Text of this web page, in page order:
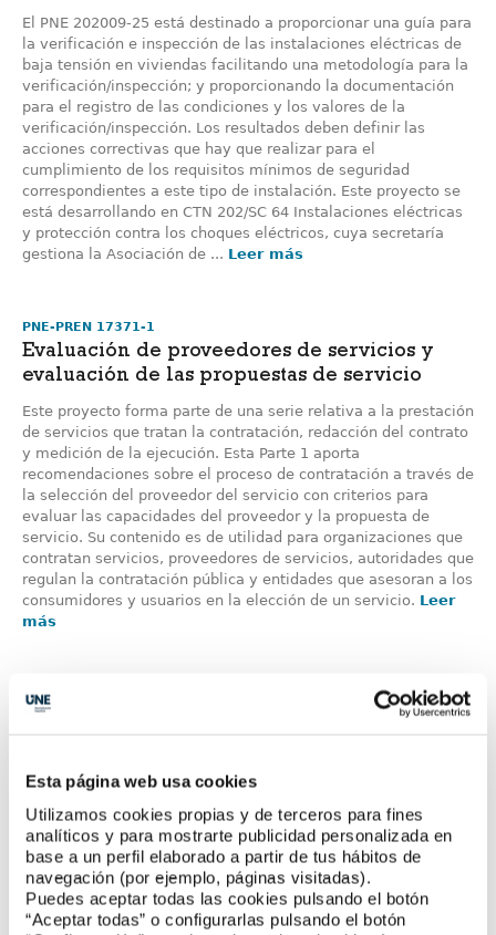
Esta página web usa cookies
Utilizamos cookies propias y de terceros para fines
analíticos y para mostrarte publicidad personalizada en
base a un perfil elaborado a partir de tus hábitos de
navegación (por ejemplo, páginas visitadas).
Puedes aceptar todas las cookies pulsando el botón
“Aceptar todas” o configurarlas pulsando el botón
El PNE 202009-25 está destinado a proporcionar una guía para
la verificación e inspección de las instalaciones eléctricas de
baja tensión en viviendas facilitando una metodología para la
verificación/inspección; y proporcionando la documentación
para el registro de las condiciones y los valores de la
verificación/inspección. Los resultados deben definir las
acciones correctivas que hay que realizar para el
cumplimiento de los requisitos mínimos de seguridad
correspondientes a este tipo de instalación. Este proyecto se
está desarrollando en CTN 202/SC 64 Instalaciones eléctricas
y protección contra los choques eléctricos, cuya secretaría
gestiona la Asociación de ... Leer más
PNE-PREN 17371-1
Evaluación de proveedores de servicios y
evaluación de las propuestas de servicio
Este proyecto forma parte de una serie relativa a la prestación
de servicios que tratan la contratación, redacción del contrato
y medición de la ejecución. Esta Parte 1 aporta
recomendaciones sobre el proceso de contratación a través de
la selección del proveedor del servicio con criterios para
evaluar las capacidades del proveedor y la propuesta de
servicio. Su contenido es de utilidad para organizaciones que
contratan servicios, proveedores de servicios, autoridades que
regulan la contratación pública y entidades que asesoran a los
consumidores y usuarios en la elección de un servicio. Leer
más